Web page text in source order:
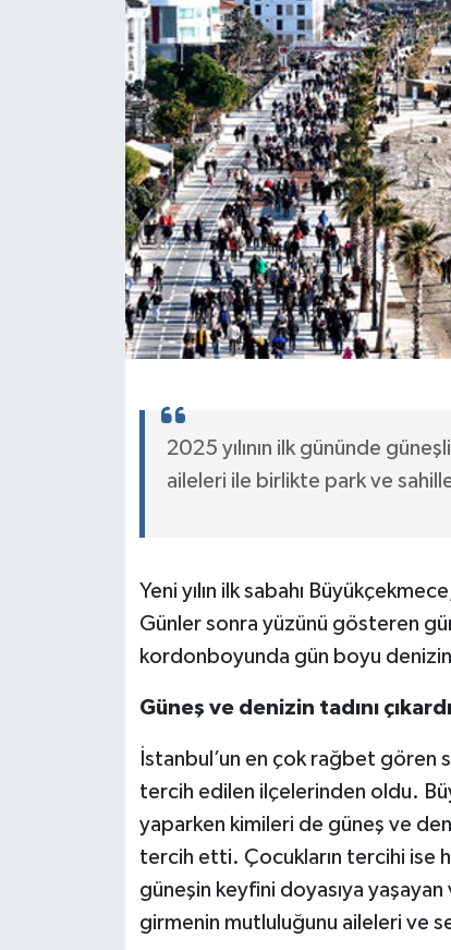
2025 yılının ilk gününde
aileleri ile birlikte park ve
Yeni yılın ilk sabahı
Günler sonra yüzünü gösteren
kordonboyunda gün boyu denizin
Güneş ve denizin tadını
İstanbul’un en çok rağbet gören
tercih edilen ilçelerinden oldu.
yaparken kimileri de güneş ve
tercih etti. Çocukların tercihi ise
güneşin keyfini doyasıya
girmenin mutluluğunu aileleri ve